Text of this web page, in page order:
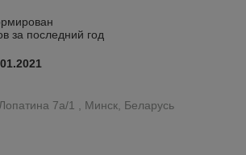
за последний год
7а/1 , Минск, Беларусь